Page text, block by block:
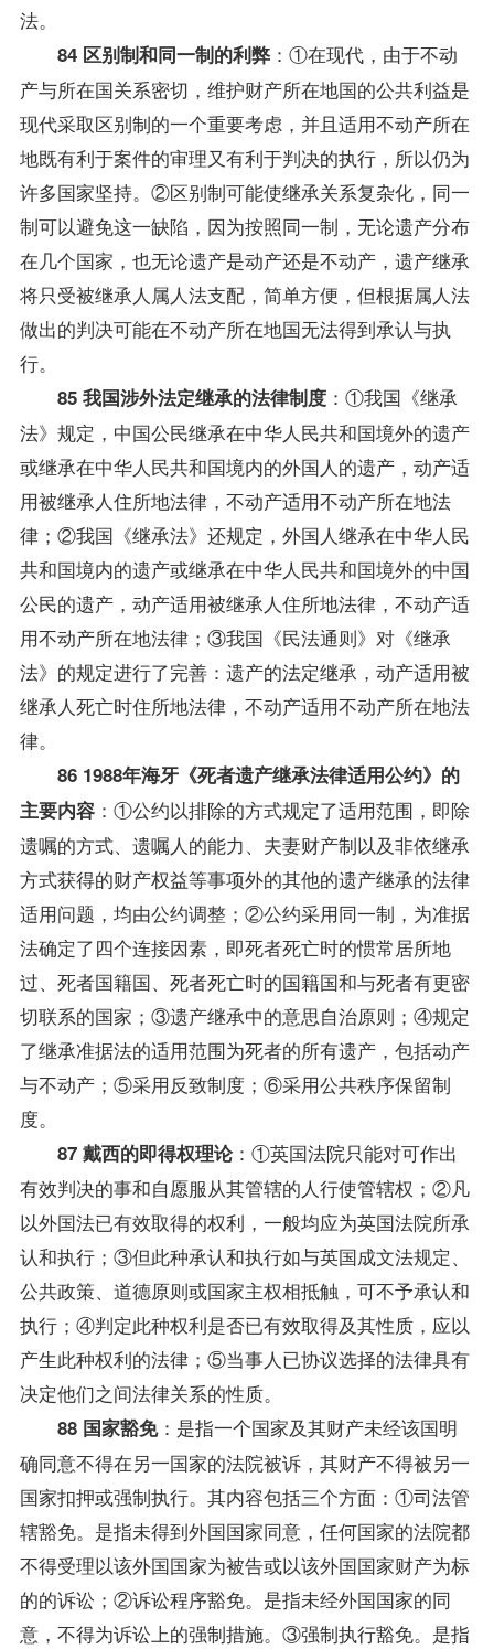
法。
84 区别制和同一制的利弊：①在现代，由于不动
产与所在国关系密切，维护财产所在地国的公共利益是
现代采取区别制的一个重要考虑，并且适用不动产所在
地既有利于案件的审理又有利于判决的执行，所以仍为
许多国家坚持。②区别制可能使继承关系复杂化，同一
制可以避免这一缺陷，因为按照同一制，无论遗产分布
在几个国家，也无论遗产是动产还是不动产，遗产继承
将只受被继承人属人法支配，简单方便，但根据属人法
做出的判决可能在不动产所在地国无法得到承认与执
行。
85 我国涉外法定继承的法律制度：①我国《继承
法》规定，中国公民继承在中华人民共和国境外的遗产
或继承在中华人民共和国境内的外国人的遗产，动产适
用被继承人住所地法律，不动产适用不动产所在地法
律；②我国《继承法》还规定，外国人继承在中华人民
共和国境内的遗产或继承在中华人民共和国境外的中国
公民的遗产，动产适用被继承人住所地法律，不动产适
用不动产所在地法律；③我国《民法通则》对《继承
法》的规定进行了完善：遗产的法定继承，动产适用被
继承人死亡时住所地法律，不动产适用不动产所在地法
律。
86 1988年海牙《死者遗产继承法律适用公约》的
主要内容：①公约以排除的方式规定了适用范围，即除
遗嘱的方式、遗嘱人的能力、夫妻财产制以及非依继承
方式获得的财产权益等事项外的其他的遗产继承的法律
适用问题，均由公约调整；②公约采用同一制，为准据
法确定了四个连接因素，即死者死亡时的惯常居所地
过、死者国籍国、死者死亡时的国籍国和与死者有更密
切联系的国家；③遗产继承中的意思自治原则；④规定
了继承准据法的适用范围为死者的所有遗产，包括动产
与不动产；⑤采用反致制度；⑥采用公共秩序保留制
度。
87 戴西的即得权理论：①英国法院只能对可作出
有效判决的事和自愿服从其管辖的人行使管辖权；②凡
以外国法已有效取得的权利，一般均应为英国法院所承
认和执行；③但此种承认和执行如与英国成文法规定、
公共政策、道德原则或国家主权相抵触，可不予承认和
执行；④判定此种权利是否已有效取得及其性质，应以
产生此种权利的法律；⑤当事人已协议选择的法律具有
决定他们之间法律关系的性质。
88 国家豁免：是指一个国家及其财产未经该国明
确同意不得在另一国家的法院被诉，其财产不得被另一
国家扣押或强制执行。其内容包括三个方面：①司法管
辖豁免。是指未得到外国国家同意，任何国家的法院都
不得受理以该外国国家为被告或以该外国国家财产为标
的的诉讼；②诉讼程序豁免。是指未经外国国家的同
意，不得为诉讼上的强制措施。③强制执行豁免。是指